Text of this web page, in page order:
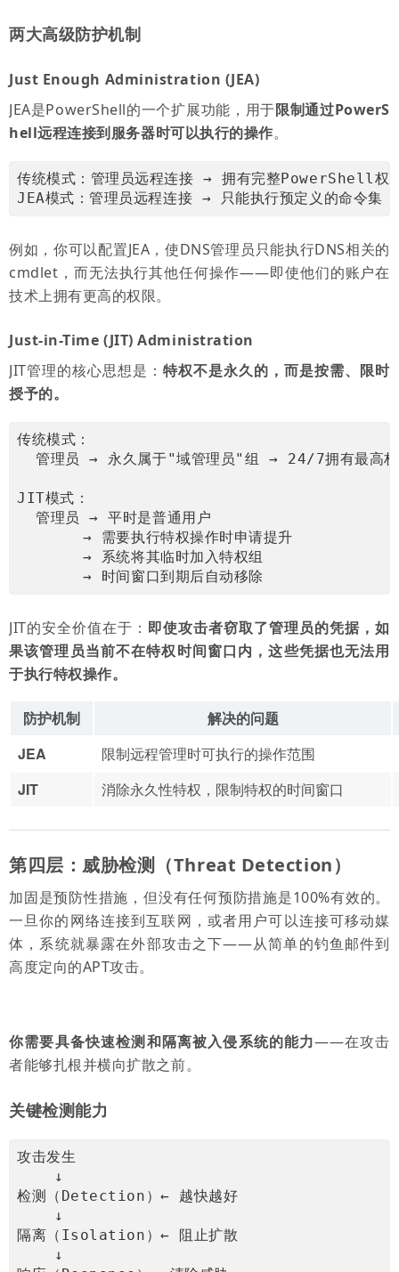
两大高级防护机制
Just Enough Administration (JEA)
JEA是PowerShell的一个扩展功能，用于限制通过PowerS
hell远程连接到服务器时可以执行的操作。
传统模式：管理员远程连接 → 拥有完整PowerShell权
JEA模式：管理员远程连接 → 只能执行预定义的命令集
例如，你可以配置JEA，使DNS管理员只能执行DNS相关的
cmdlet，而无法执行其他任何操作——即使他们的账户在
技术上拥有更高的权限。
Just-in-Time (JIT) Administration
JIT管理的核心思想是：特权不是永久的，而是按需、限时
授予的。
传统模式：
管理员 → 永久属于"域管理员"组 → 24/7拥有最高
JIT模式：
管理员 → 平时是普通用户
→ 需要执行特权操作时申请提升
→ 系统将其临时加入特权组
→ 时间窗口到期后自动移除
JIT的安全价值在于： 即使攻击者窃取了管理员的凭据，如
果该管理员当前不在特权时间窗口内，这些凭据也无法用
于执行特权操作。
防护机制
解决的问题
JEA
限制远程管理时可执行的操作范围
JIT
消除永久性特权，限制特权的时间窗口
第四层：威胁检测（Threat Detection）
加固是预防性措施，但没有任何预防措施是100%有效的。
一旦你的网络连接到互联网，或者用户可以连接可移动媒
体，系统就暴露在外部攻击之下——从简单的钓鱼邮件到
高度定向的APT攻击。
你需要具备快速检测和隔离被入侵系统的能力——在攻击
者能够扎根并横向扩散之前。
关键检测能力
攻击发生
↓
检测（Detection）← 越快越好
↓
隔离（Isolation）← 阻止扩散
↓